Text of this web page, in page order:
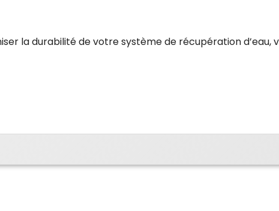
la durabilité de votre système de récupération d’eau,